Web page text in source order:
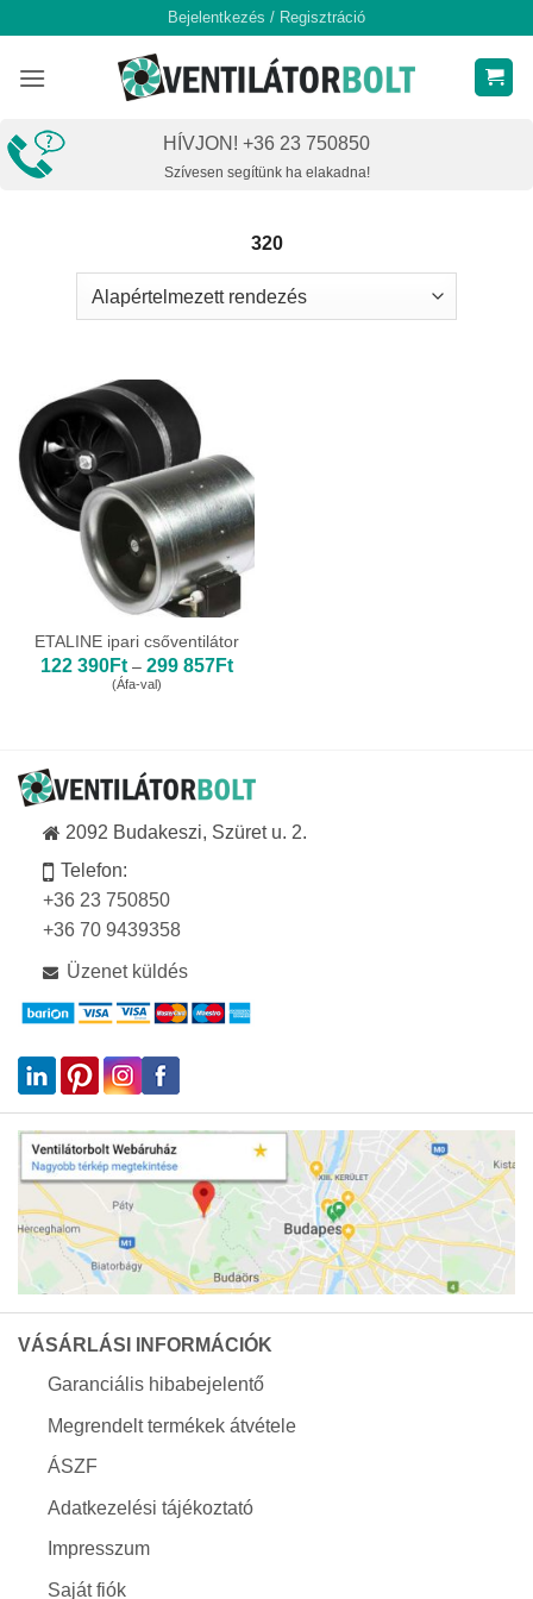
content
Bejelentkezés / Regisztráció
HÍVJON! +36 23 750850
Szívesen segítünk ha elakadna!
320
ETALINE ipari csőventilátor
122 390Ft – 299 857FtÁrtartomány:
(Áfa-val)
2092 Budakeszi, Szüret u. 2.
Telefon:
+36 23 750850
+36 70 9439358
Üzenet küldés
VÁSÁRLÁSI INFORMÁCIÓK
Garanciális hibabejelentő
Megrendelt termékek átvétele
ÁSZF
Adatkezelési tájékoztató
Impresszum
Saját fiók